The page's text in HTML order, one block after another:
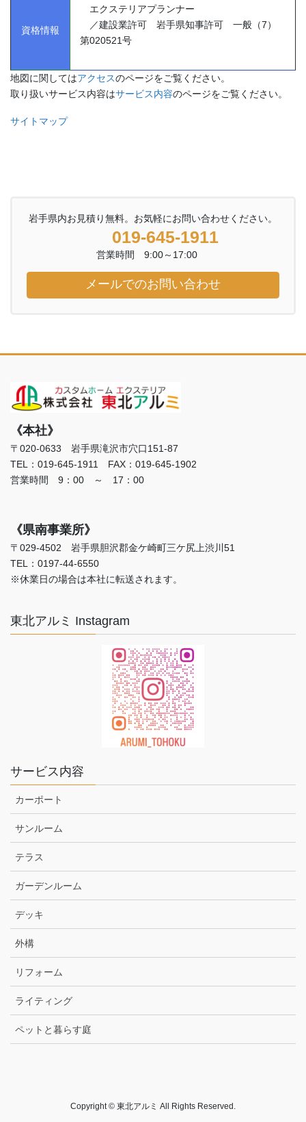
資格情報
エクステリアプランナー
／建設業許可 岩手県知事許可 一般（7）
第020521号
地図に関してはアクセスのページをご覧ください。
取り扱いサービス内容はサービス内容のページをご覧ください。
サイトマップ
岩手県内お見積り無料。お気軽にお問い合わせください。
019-645-1911
営業時間 9:00～17:00
メールでのお問い合わせ
《本社》
〒020-0633 岩手県滝沢市穴口151-87
TEL：019-645-1911 FAX：019-645-1902
営業時間 9：00 ～ 17：00
《県南事業所》
〒029-4502 岩手県胆沢郡金ケ崎町三ケ尻上渋川51
TEL：0197-44-6550
※休業日の場合は本社に転送されます。
東北アルミ Instagram
サービス内容
カーポート
サンルーム
テラス
ガーデンルーム
デッキ
外構
リフォーム
ライティング
ペットと暮らす庭
Copyright © 東北アルミ All Rights Reserved.